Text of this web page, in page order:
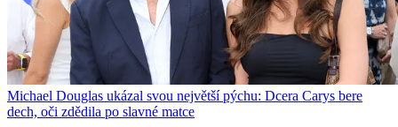
Michael Douglas ukázal svou největší pýchu: Dcera Carys bere
dech, oči zdědila po slavné matce